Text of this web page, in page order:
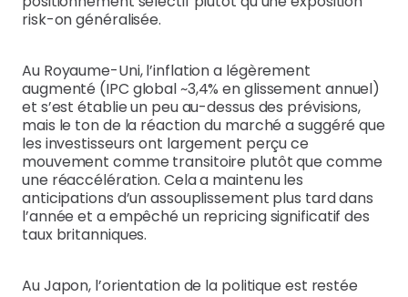
risk-on généralisée.
Au Royaume-Uni, l’inflation a légèrement
augmenté (IPC global ~3,4% en glissement annuel)
et s’est établie un peu au-dessus des prévisions,
mais le ton de la réaction du marché a suggéré que
les investisseurs ont largement perçu ce
mouvement comme transitoire plutôt que comme
une réaccélération. Cela a maintenu les
anticipations d’un assouplissement plus tard dans
l’année et a empêché un repricing significatif des
taux britanniques.
Au Japon, l’orientation de la politique est restée